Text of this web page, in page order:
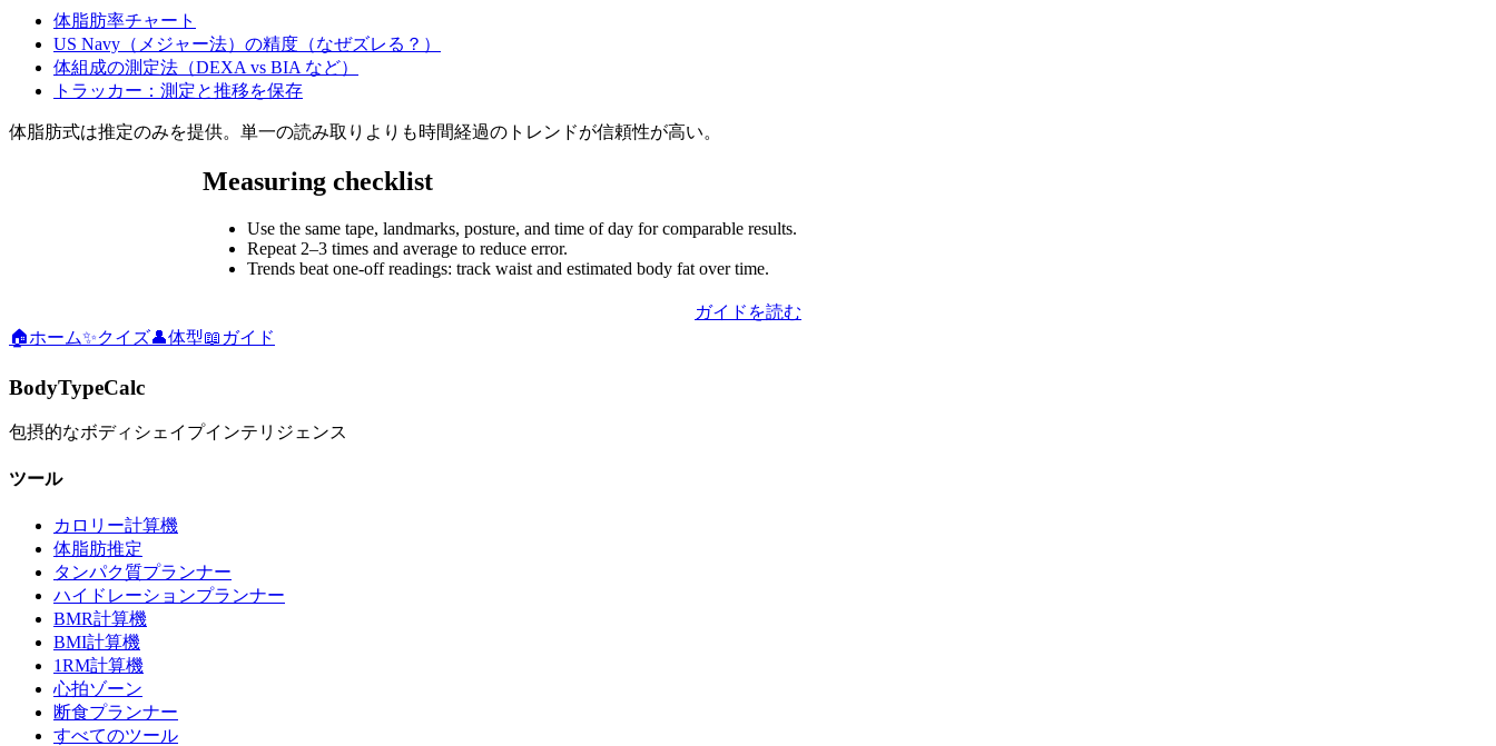
体脂肪率チャート
US Navy（メジャー法）の精度（なぜズレる？）
体組成の測定法（DEXA vs BIA など）
トラッカー：測定と推移を保存
体脂肪式は推定のみを提供。単一の読み取りよりも時間経過のトレンドが信頼性が高い。
Measuring checklist
Use the same tape, landmarks, posture, and time of day for comparable results.
Repeat 2–3 times and average to reduce error.
Trends beat one-off readings: track waist and estimated body fat over time.
ガイドを読む
🏠ホーム✨クイズ👤体型📖 ガイド
BodyTypeCalc
包摂的なボディシェイプインテリジェンス
ツール
カロリー計算機
体脂肪推定
タンパク質プランナー
ハイドレーションプランナー
BMR計算機
BMI計算機
1RM計算機
心拍ゾーン
断食プランナー
すべてのツール